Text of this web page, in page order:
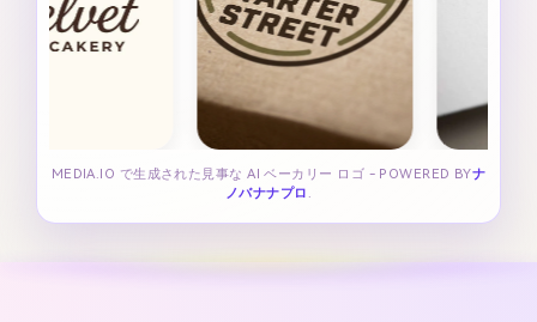
MEDIA.IO で生成された見事な AI ベーカリー ロゴ - POWERED BYナ
ノバナナプロ .